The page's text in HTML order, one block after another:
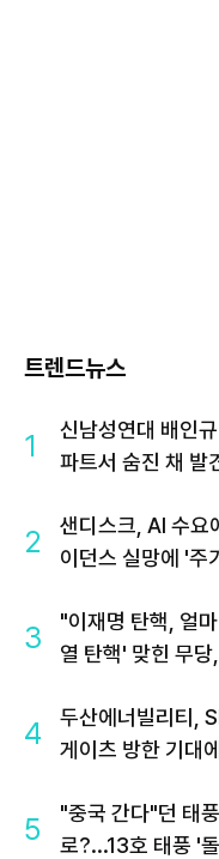
트렌드뉴스
1
신남성연대 배인
파트서 숨진 채 발
2
샌디스크, AI 수
이던스 실망에 '주
3
"이재명 탄핵, 얼
열 탄핵' 맞힌 무
4
두산에너빌리티,
게이츠 방한 기대
5
"중국 간다"던 태
로?...13호 태풍 '